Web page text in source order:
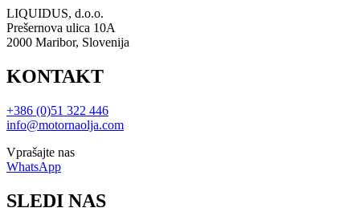
LIQUIDUS, d.o.o.
Prešernova ulica 10A
2000 Maribor, Slovenija
KONTAKT
+386 (0)51 322 446
info@motornaolja.com
Vprašajte nas
WhatsApp
SLEDI NAS